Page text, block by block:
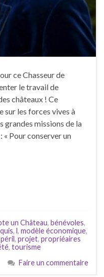
ce Chasseur de
le travail de
châteaux ! Ce
sur les forces vives à
grandes missions de la
Pour conserver un
un Château, bénévoles,
, l, modèle économique,
péril, projet, propriéaires
, tourisme
Faire un commentaire